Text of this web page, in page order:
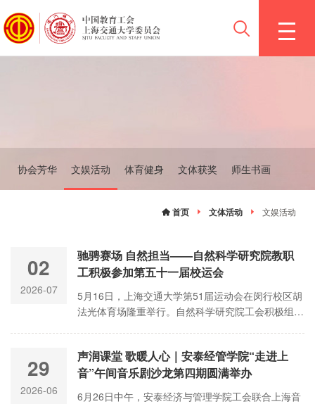
协会芳华 文娱活动 体育健身 文体获奖 师生书画
首页 文体活动 文娱活动
02
2026-07
驰骋赛场 自然担当——自然科学研究院教职
工积极参加第五十一届校运会
5月16日，上海交通大学第51届运动会在闵行校区胡
法光体育场隆重举行。自然科学研究院工会积极组织
赛场，自然担当的研究院风貌。
29
2026-06
声润课堂 歌暖人心｜安泰经管学院“走进上
音”午间音乐剧沙龙第四期圆满举办
6月26日中午，安泰经济与管理学院工会联合上海音